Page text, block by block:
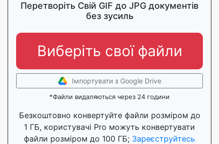
Перетворіть Свій GIF до JPG документів
без зусиль
Виберіть свої файли
Імпортувати з Google Drive
*Файли видаляються через 24 години
Безкоштовно конвертуйте файли розміром до
1 ГБ, користувачі Pro можуть конвертувати
файли розміром до 100 ГБ; Зареєструйтесь